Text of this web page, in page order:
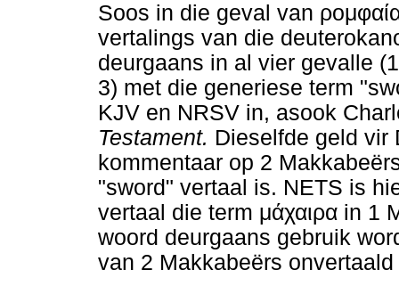
Soos in die geval van
vertalings van die
deurgaans in al vier gevalle
3) met die generiese term
KJV en NRSV in, asook
Testament. Dieselfde geld vir
kommentaar op 2
"sword" vertaal is. NETS is
vertaal die term μάχαιρα in 1
woord deurgaans gebruik
van 2 Makkabeërs